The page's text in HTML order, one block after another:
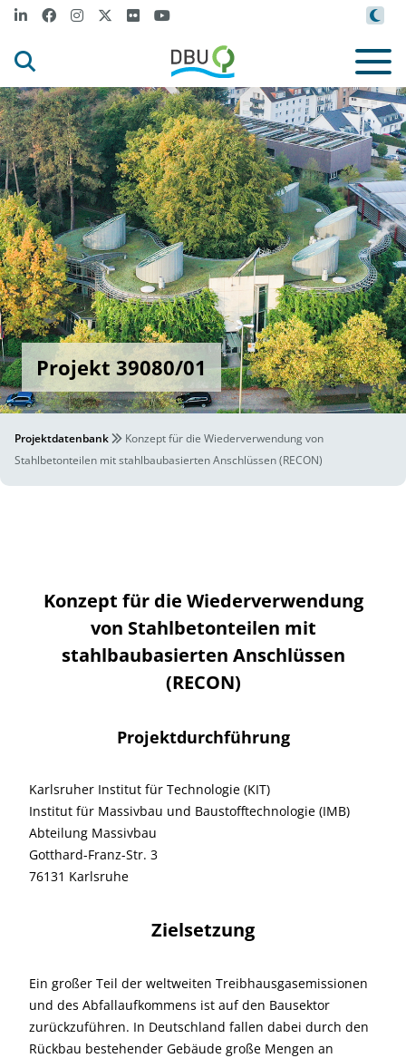
Projekt 39080/01
Projektdatenbank
Konzept für die Wiederverwendung von
Stahlbetonteilen mit stahlbaubasierten Anschlüssen (RECON)
Konzept für die Wiederverwendung
von Stahlbetonteilen mit
stahlbaubasierten Anschlüssen
(RECON)
Projektdurchführung
Karlsruher Institut für Technologie (KIT)
Institut für Massivbau und Baustofftechnologie (IMB)
Abteilung Massivbau
Gotthard-Franz-Str. 3
76131 Karlsruhe
Zielsetzung
Ein großer Teil der weltweiten Treibhausgasemissionen
und des Abfallaufkommens ist auf den Bausektor
zurückzuführen. In Deutschland fallen dabei durch den
Rückbau bestehender Gebäude große Mengen an